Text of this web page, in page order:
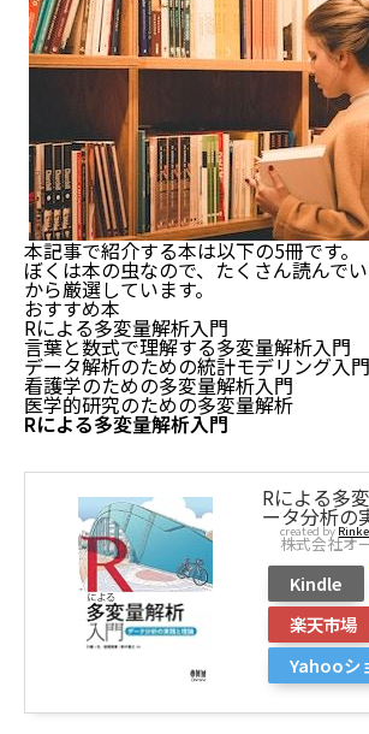
本記事で紹介する本は以下の5冊です。
ぼくは本の虫なので、たくさん読んで
から厳選しています。
おすすめ本
Rによる多変量解析入門
言葉と数式で理解する多変量解析入門
データ解析のための統計モデリング入門
看護学のための多変量解析入門
医学的研究のための多変量解析
Rによる多変量解析入門
Rによる多
ータ分析の
created by
株式会社オ
Kindle
楽天市場
Yahooシ